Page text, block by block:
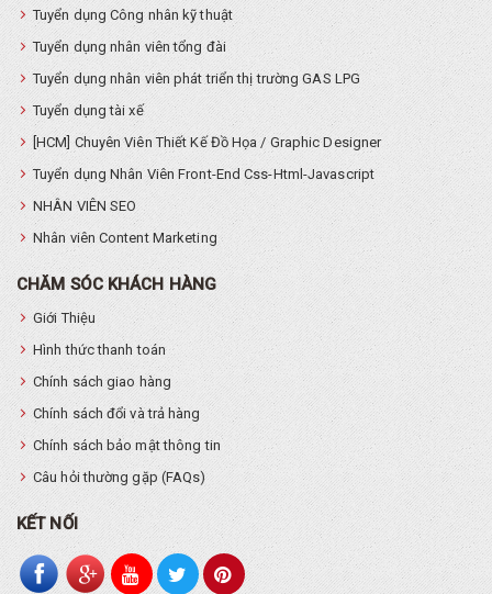
Tuyển dụng Công nhân kỹ thuật
Tuyển dụng nhân viên tổng đài
Tuyển dụng nhân viên phát triển thị trường GAS LPG
Tuyển dụng tài xế
[HCM] Chuyên Viên Thiết Kế Đồ Họa / Graphic Designer
Tuyển dụng Nhân Viên Front-End Css-Html-Javascript
NHÂN VIÊN SEO
Nhân viên Content Marketing
CHĂM SÓC KHÁCH HÀNG
Giới Thiệu
Hình thức thanh toán
Chính sách giao hàng
Chính sách đổi và trả hàng
Chính sách bảo mật thông tin
Câu hỏi thường gặp (FAQs)
KẾT NỐI